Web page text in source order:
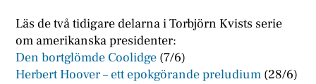
Läs de två tidigare delarna i Torbjörn Kvists serie
om amerikanska presidenter:
Den bortglömde Coolidge (7/6)
Herbert Hoover – ett epokgörande preludium (28/6)